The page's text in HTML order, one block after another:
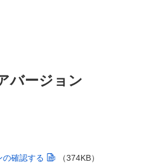
バージョン
の確認する （374KB）